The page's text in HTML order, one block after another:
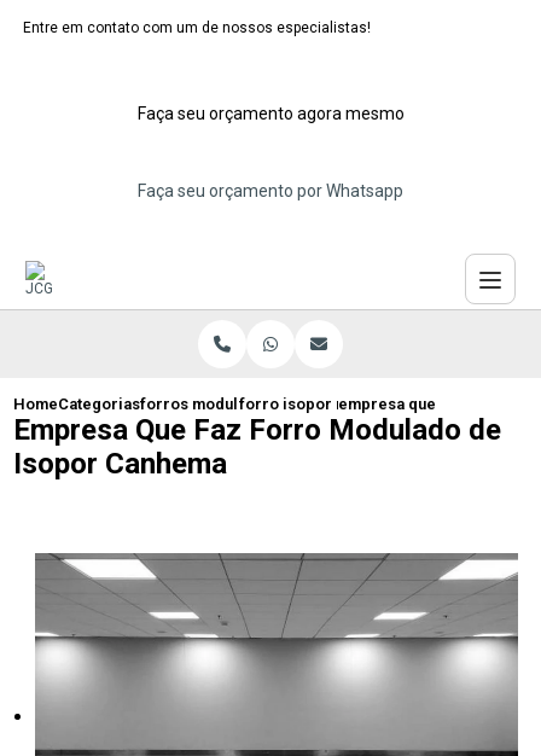
Entre em contato com um de nossos especialistas!
Faça seu orçamento agora mesmo
Faça seu orçamento por Whatsapp
HomeCategoriasforros modulares de isopor
forro isopor modular eps maua
empresa que faz forro
Empresa Que Faz Forro Modulado de
Isopor Canhema